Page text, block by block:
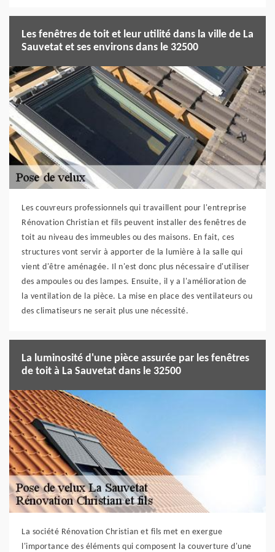
Les fenêtres de toit et leur utilité dans la ville de La
Sauvetat et ses environs dans le 32500
Les couvreurs professionnels qui travaillent pour l'entreprise
Rénovation Christian et fils peuvent installer des fenêtres de
toit au niveau des immeubles ou des maisons. En fait, ces
structures vont servir à apporter de la lumière à la salle qui
vient d'être aménagée. Il n'est donc plus nécessaire d'utiliser
des ampoules ou des lampes. Ensuite, il y a l'amélioration de
la ventilation de la pièce. La mise en place des ventilateurs ou
des climatiseurs ne serait plus une nécessité.
La luminosité d'une pièce assurée par les fenêtres
de toit à La Sauvetat dans le 32500
La société Rénovation Christian et fils met en exergue
l'importance des éléments qui composent la couverture d'une